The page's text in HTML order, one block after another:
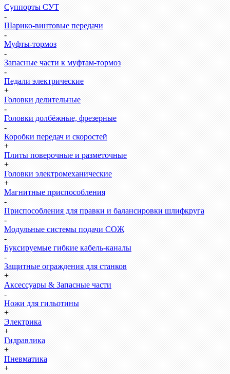
Суппорты СУТ
-
Шарико-винтовые передачи
-
Муфты-тормоз
-
Запасные части к муфтам-тормоз
-
Педали электрические
+
Головки делительные
-
Головки долбёжные, фрезерные
-
Коробки передач и скоростей
+
Плиты поверочные и разметочные
+
Головки электромеханические
+
Магнитные приспособления
-
Приспособления для правки и балансировки шлифкруга
-
Модульные системы подачи СОЖ
-
Буксируемые гибкие кабель-каналы
-
Защитные ограждения для станков
+
Аксессуары & Запасные части
-
Ножи для гильотины
+
Электрика
+
Гидравлика
+
Пневматика
+